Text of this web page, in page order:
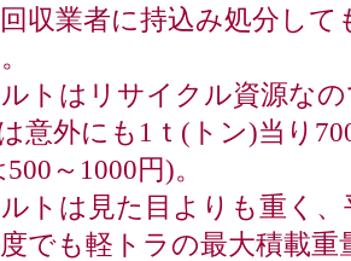
収業者に持込み処分して
トはリサイクル資源な
意外にも1ｔ(トン)当り
～1000円)。
トは見た目よりも重く、
でも軽トラの最大積載重